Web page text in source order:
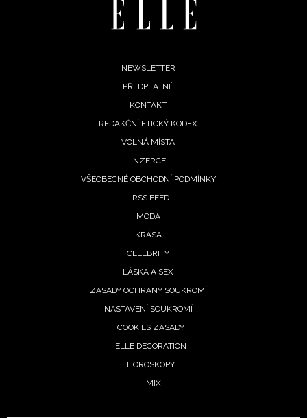
NEWSLETTER
PŘEDPLATNÉ
KONTAKT
REDAKČNÍ ETICKÝ KODEX
VOLNÁ MÍSTA
INZERCE
VŠEOBECNÉ OBCHODNÍ PODMÍNKY
RSS FEED
MÓDA
KRÁSA
CELEBRITY
LÁSKA A SEX
ZÁSADY OCHRANY SOUKROMÍ
NASTAVENÍ SOUKROMÍ
COOKIES ZÁSADY
ELLE DECORATION
HOROSKOPY
MIX